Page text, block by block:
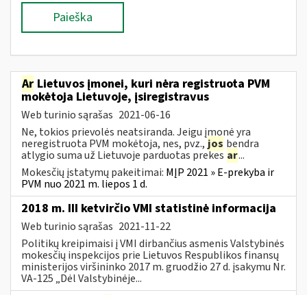
Paieška
Ar Lietuvos įmonei, kuri nėra registruota PVM
mokėtoja Lietuvoje, įsiregistravus
Web turinio sąrašas 2021-06-16
Ne, tokios prievolės neatsiranda. Jeigu įmonė yra
neregistruota PVM mokėtoja, nes, pvz., jos bendra
atlygio suma už Lietuvoje parduotas prekes ar...
Mokesčių įstatymų pakeitimai: MĮP 2021 » E-prekyba ir
PVM nuo 2021 m. liepos 1 d.
2018 m. III ketvirčio VMI statistinė informacija
Web turinio sąrašas 2021-11-22
Politikų kreipimaisi į VMI dirbančius asmenis Valstybinės
mokesčių inspekcijos prie Lietuvos Respublikos finansų
ministerijos viršininko 2017 m. gruodžio 27 d. įsakymu Nr.
VA-125 „Dėl Valstybinėje...